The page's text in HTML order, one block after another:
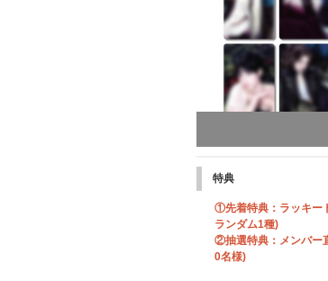
先着特典：応募抽選用
※特典は先着です。無
※4形態セット購入の
ットの場合は10点差し
※UNIVERSAL MUSIC
特典
①先着特典：ラッキー
ランダム1種)
②抽選特典：メンバー
0名様)